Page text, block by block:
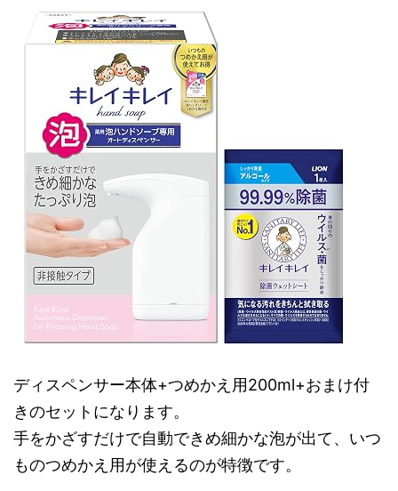
ディスペンサー本体+つめかえ用200ml+おまけ付
きのセットになります。
手をかざすだけで自動できめ細かな泡が出て、いつ
ものつめかえ用が使えるのが特徴です。